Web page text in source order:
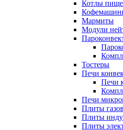
Котлы
Мармиты
Модули
Тостеры
Печи
Печи
Печи
Плиты
Плиты
Плиты